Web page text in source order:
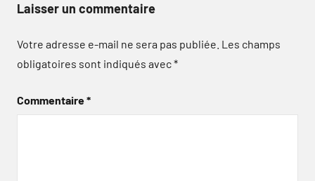
Laisser un commentaire
Votre adresse e-mail ne sera pas publiée. Les champs
obligatoires sont indiqués avec*
Commentaire*